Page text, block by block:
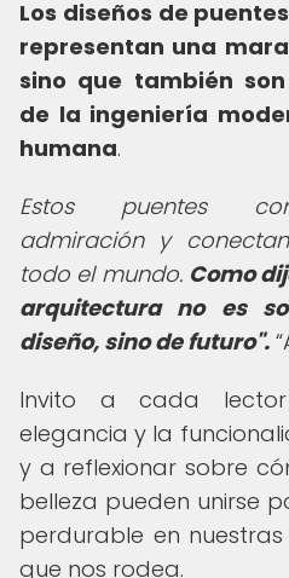
Los diseños de
representan una
sino que también
de la ingeniería
humana.
Estos puentes
admiración y
todo el mundo. Como
arquitectura no es
diseño, sino de futuro".
Invito a cada
elegancia y la
y a reflexionar sobre
belleza pueden unirse
perdurable en
que nos rodea.